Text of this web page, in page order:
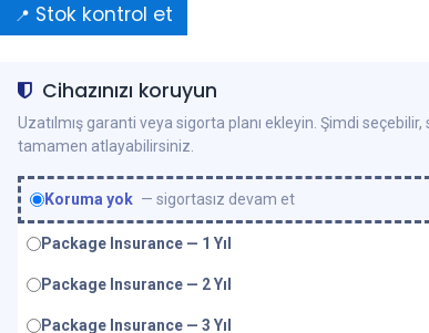
📍 Stok kontrol et
Cihazınızı koruyun
Uzatılmış garanti veya sigorta planı ekleyin. Şimdi
tamamen atlayabilirsiniz.
Koruma yok — sigortasız devam et
Package Insurance — 1 Yıl
Package Insurance — 2 Yıl
Package Insurance — 3 Yıl